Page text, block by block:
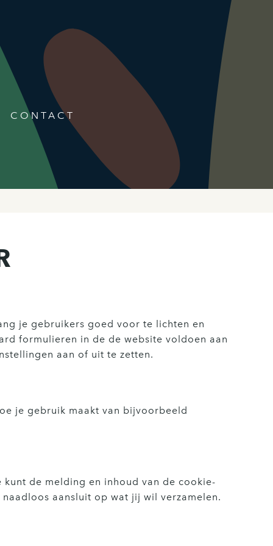
CONTACT
je gebruikers goed voor te lichten en
formulieren in de de website voldoen aan
aan of uit te zetten.
je gebruik maakt van bijvoorbeeld
de melding en inhoud van de cookie-
aansluit op wat jij wil verzamelen.